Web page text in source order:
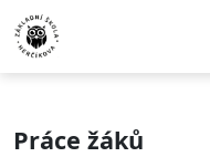
Práce žáků